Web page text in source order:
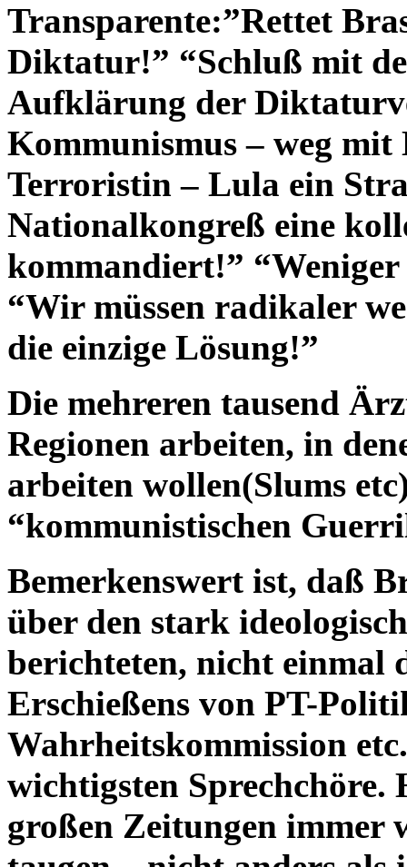
Transparente:”Rettet
Diktatur!” “Schluß mit
Aufklärung der
Kommunismus – weg
Terroristin – Lula ein
Nationalkongreß eine
kommandiert!”
“Wir müssen radikaler
die einzige Lösung!”
Die mehreren tausend
Regionen arbeiten, in
arbeiten wollen(Slums
“kommunistischen
Bemerkenswert ist, daß
über den stark
berichteten, nicht einmal
Erschießens von PT-
Wahrheitskommission
wichtigsten Sprechchöre.
großen Zeitungen immer